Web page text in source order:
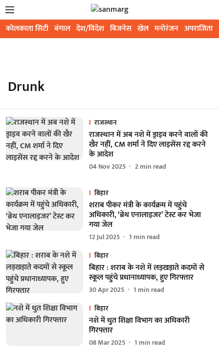
कोलकाता सिटी बंगाल देश/विदेश बिजनेस खेल मनोरंजन अपराजिता
Drunk
राजस्थान
राजस्थान में अब नशे में ड्राइव करने वालों की
खैर नहीं, CM शर्मा ने दिए लाइसेंस रद्द करने
के आदेश
04 Nov 2025 2min read
बिहार
शराब पीकर मंत्री के कार्यक्रम में पहुंचे
अधिकारी, ‘ब्रेथ एनालाइजर’ टेस्ट कर भेजा
गया जेल
12 Jul 2025 1 min read
बिहार
बिहार : शराब के नशे में लड़खड़ाते कदमों से
स्कूल पहुंचे प्रधानाध्यापक, हुए गिरफ्तार
30 Apr 2025 1 min read
बिहार
नशे में धुत शिक्षा विभाग का अधिकारी
गिरफ्तार
08 Mar 2025 1 min read